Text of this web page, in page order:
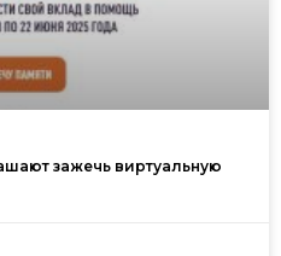
зажечь виртуальную